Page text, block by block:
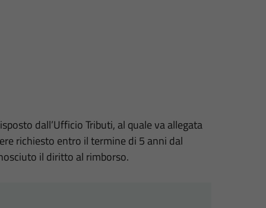
dall’Ufficio Tributi, al quale va allegata
richiesto entro il termine di 5 anni dal
il diritto al rimborso.